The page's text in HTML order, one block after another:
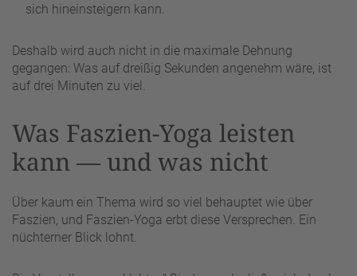
sich hineinsteigern kann.
Deshalb wird auch nicht in die maximale Dehnung
gegangen: Was auf dreißig Sekunden angenehm wäre, ist
auf drei Minuten zu viel.
Was Faszien-Yoga leisten
kann — und was nicht
Über kaum ein Thema wird so viel behauptet wie über
Faszien, und Faszien-Yoga erbt diese Versprechen. Ein
nüchterner Blick lohnt.